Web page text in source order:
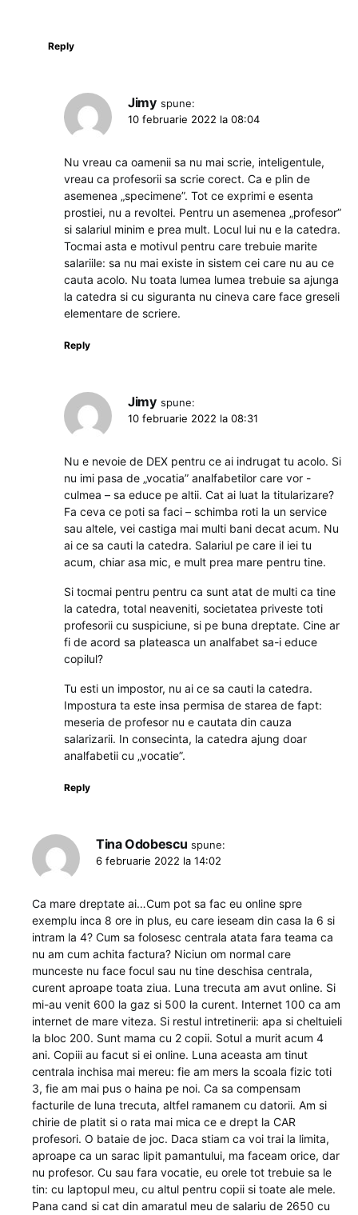
Reply
Jimy spune:
10 februarie 2022 la 08:04
Nu vreau ca oamenii sa nu mai scrie, inteligentule,
vreau ca profesorii sa scrie corect. Ca e plin de
asemenea „specimene”. Tot ce exprimi e esenta
prostiei, nu a revoltei. Pentru un asemenea „profesor”
si salariul minim e prea mult. Locul lui nu e la catedra.
Tocmai asta e motivul pentru care trebuie marite
salariile: sa nu mai existe in sistem cei care nu au ce
cauta acolo. Nu toata lumea lumea trebuie sa ajunga
la catedra si cu siguranta nu cineva care face greseli
elementare de scriere.
Reply
Jimy spune:
10 februarie 2022 la 08:31
Nu e nevoie de DEX pentru ce ai indrugat tu acolo. Si
nu imi pasa de „vocatia” analfabetilor care vor -
culmea – sa educe pe altii. Cat ai luat la titularizare?
Fa ceva ce poti sa faci – schimba roti la un service
sau altele, vei castiga mai multi bani decat acum. Nu
ai ce sa cauti la catedra. Salariul pe care il iei tu
acum, chiar asa mic, e mult prea mare pentru tine.
Si tocmai pentru pentru ca sunt atat de multi ca tine
la catedra, total neaveniti, societatea priveste toti
profesorii cu suspiciune, si pe buna dreptate. Cine ar
fi de acord sa plateasca un analfabet sa-i educe
copilul?
Tu esti un impostor, nu ai ce sa cauti la catedra.
Impostura ta este insa permisa de starea de fapt:
meseria de profesor nu e cautata din cauza
salarizarii. In consecinta, la catedra ajung doar
analfabetii cu „vocatie”.
Reply
Tina Odobescu spune:
6 februarie 2022 la 14:02
Ca mare dreptate ai…Cum pot sa fac eu online spre
exemplu inca 8 ore in plus, eu care ieseam din casa la 6 si
intram la 4? Cum sa folosesc centrala atata fara teama ca
nu am cum achita factura? Niciun om normal care
munceste nu face focul sau nu tine deschisa centrala,
curent aproape toata ziua. Luna trecuta am avut online. Si
mi-au venit 600 la gaz si 500 la curent. Internet 100 ca am
internet de mare viteza. Si restul intretinerii: apa si cheltuieli
la bloc 200. Sunt mama cu 2 copii. Sotul a murit acum 4
ani. Copiii au facut si ei online. Luna aceasta am tinut
centrala inchisa mai mereu: fie am mers la scoala fizic toti
3, fie am mai pus o haina pe noi. Ca sa compensam
facturile de luna trecuta, altfel ramanem cu datorii. Am si
chirie de platit si o rata mai mica ce e drept la CAR
profesori. O bataie de joc. Daca stiam ca voi trai la limita,
aproape ca un sarac lipit pamantului, ma faceam orice, dar
nu profesor. Cu sau fara vocatie, eu orele tot trebuie sa le
tin: cu laptopul meu, cu altul pentru copii si toate ale mele.
Pana cand si cat din amaratul meu de salariu de 2650 cu